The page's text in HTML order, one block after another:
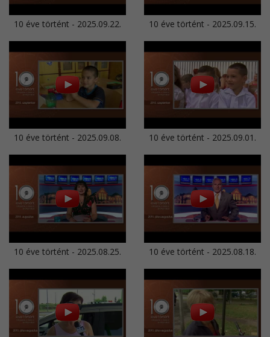
10 éve történt - 2025.09.22. 10 éve történt - 2025.09.15.
10 éve történt - 2025.09.08. 10 éve történt - 2025.09.01.
10 éve történt - 2025.08.25. 10 éve történt - 2025.08.18.